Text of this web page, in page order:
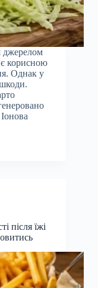
джерелом
є корисною
Однак у
після їжі